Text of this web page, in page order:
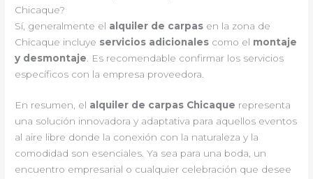
Chicaque?
Sí, generalmente el alquiler de carpas en la zona de
Chicaque incluye servicios adicionales como el montaje
y desmontaje . Es recomendable confirmar los servicios
específicos con la empresa proveedora.
En resumen, el alquiler de carpas Chicaque representa
una solución innovadora y adaptativa para aquellos eventos
al aire libre donde la conexión con la naturaleza y la
comodidad son esenciales. Ya sea para una boda, un
encuentro empresarial o cualquier celebración que desee